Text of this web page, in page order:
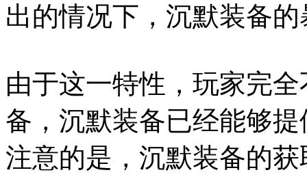
出的情况下，沉默装备
由于这一特性，玩家完
备，沉默装备已经能够
注意的是，沉默装备的